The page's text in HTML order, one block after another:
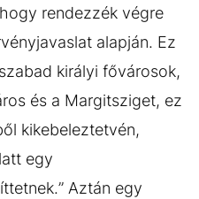
rendezzék végre
alapján. Ez
királyi fővárosok,
és a Margitsziget, ez
kikebeleztetvén,
egy
Aztán egy